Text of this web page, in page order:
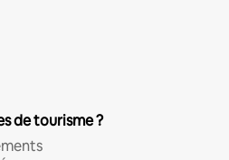
de tourisme ?